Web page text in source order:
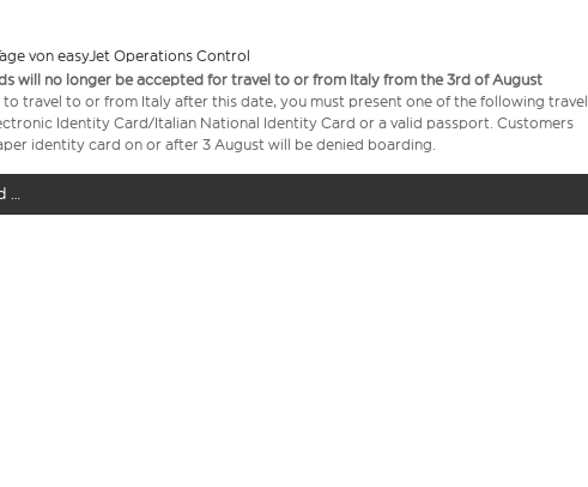
von easyJet Operations Control
will no longer be accepted for travel to or from Italy from the 3rd of August
to travel to or from Italy after this date, you must present one of the following travel
Identity Card/Italian National Identity Card or a valid passport. Customers
identity card on or after 3 August will be denied boarding.
…